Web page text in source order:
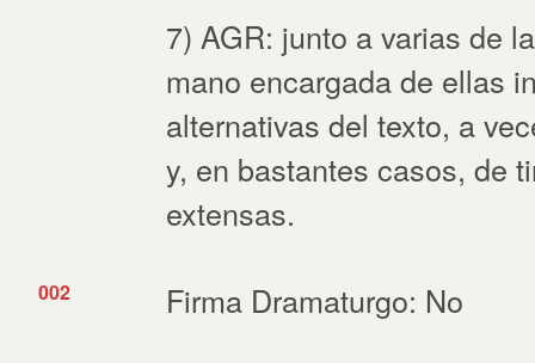
7) AGR: junto a varias de
mano encargada de ellas
alternativas del texto, a
y, en bastantes casos, de
extensas.
002 Firma Dramaturgo: No